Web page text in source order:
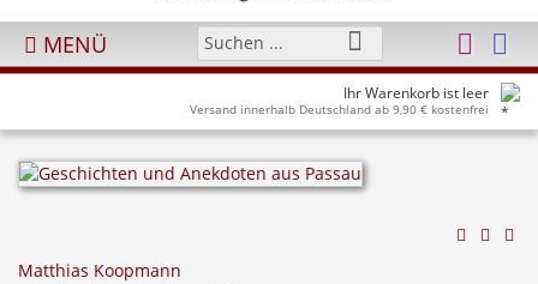
MENÜ
Ihr Warenkorb ist leer
Versand innerhalb Deutschland ab 9,90 € kostenfrei
Matthias Koopmann